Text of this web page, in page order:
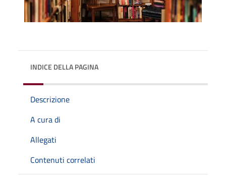
INDICE DELLA PAGINA
Descrizione
A cura di
Allegati
Contenuti correlati